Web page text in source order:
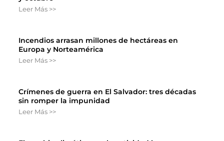
Leer Más >>
Incendios arrasan millones de hectáreas en
Europa y Norteamérica
Leer Más >>
Crímenes de guerra en El Salvador: tres décadas
sin romper la impunidad
Leer Más >>